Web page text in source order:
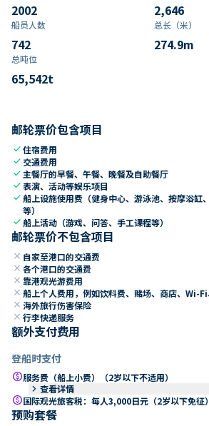
2002 2,646
船员人数
742
总长（米）
274.9m
总吨位
65,542t
邮轮票价包含项目
check住宿费用
check 交通费用
check 主餐厅的早餐、午餐、晚餐及自助餐厅
check表演、活动等娱乐项目
check船上设施使用费（健身中心、游泳池、按摩浴缸
等）
check船上活动（游戏、问答、手工课程等）
邮轮票价不包含项目
close 自家至港口的交通费
close 各个港口的交通费
close 靠港观光游费用
close 船上个人费用，例如饮料费、赌场、商店、Wi-
close 海外旅行伤害保险
close 行李快递服务
额外支付费用
登船时支付
paid服务费（船上小费）（2岁以下不适用）
keyboard_arrow_right 查看详情
paid国际观光旅客税：每人3,000日元（2岁以下免
预购套餐